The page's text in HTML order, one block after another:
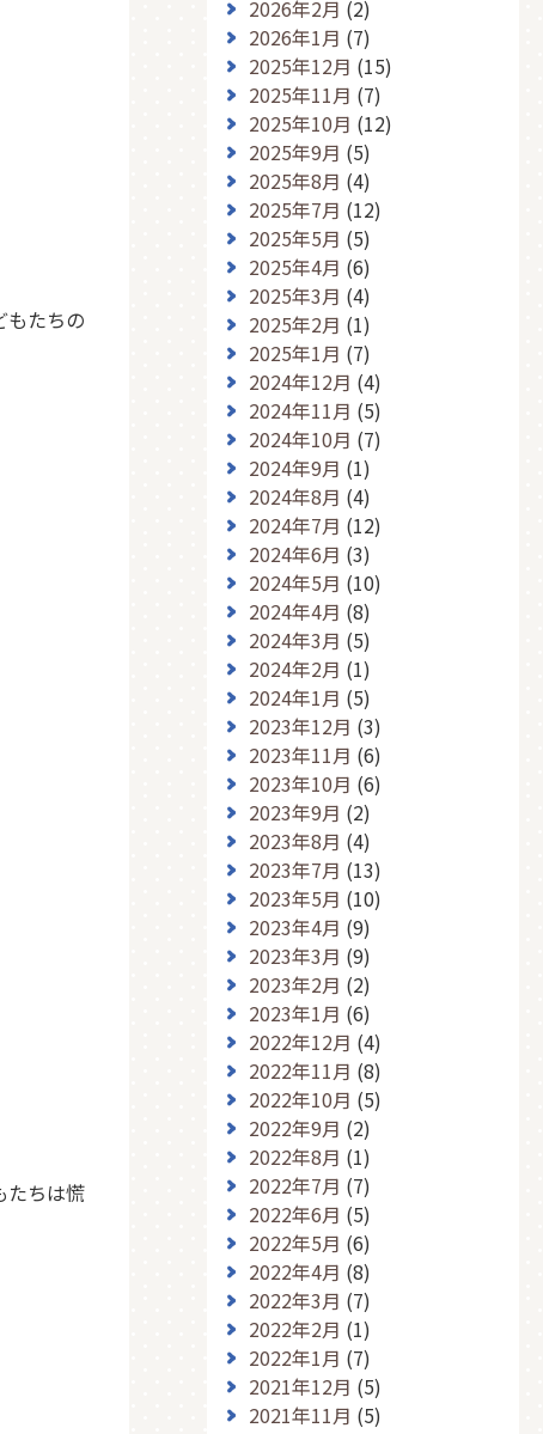
もたちの
たちは慌
2026年2月 (2)
2026年1月 (7)
2025年12月 (15)
2025年11月 (7)
2025年10月 (12)
2025年9月 (5)
2025年8月 (4)
2025年7月 (12)
2025年5月 (5)
2025年4月 (6)
2025年3月 (4)
2025年2月 (1)
2025年1月 (7)
2024年12月 (4)
2024年11月 (5)
2024年10月 (7)
2024年9月 (1)
2024年8月 (4)
2024年7月 (12)
2024年6月 (3)
2024年5月 (10)
2024年4月 (8)
2024年3月 (5)
2024年2月 (1)
2024年1月 (5)
2023年12月 (3)
2023年11月 (6)
2023年10月 (6)
2023年9月 (2)
2023年8月 (4)
2023年7月 (13)
2023年5月 (10)
2023年4月 (9)
2023年3月 (9)
2023年2月 (2)
2023年1月 (6)
2022年12月 (4)
2022年11月 (8)
2022年10月 (5)
2022年9月 (2)
2022年8月 (1)
2022年7月 (7)
2022年6月 (5)
2022年5月 (6)
2022年4月 (8)
2022年3月 (7)
2022年2月 (1)
2022年1月 (7)
2021年12月 (5)
2021年11月 (5)